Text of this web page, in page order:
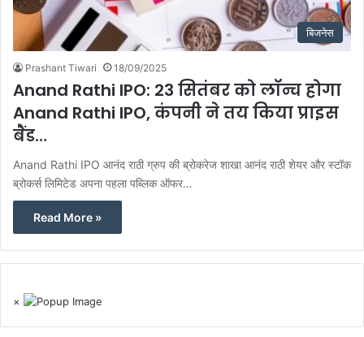
बिजनेस
Prashant Tiwari 18/09/2025
Anand Rathi IPO: 23 सितंबर को लॉन्च होगा
Anand Rathi IPO, कंपनी ने तय किया प्राइस
बैंड…
Anand Rathi IPO आनंद राठी ग्रुप की ब्रोकरेज शाखा आनंद राठी शेयर और स्टॉक
ब्रोकर्स लिमिटेड अपना पहला पब्लिक ऑफर…
Read More »
×